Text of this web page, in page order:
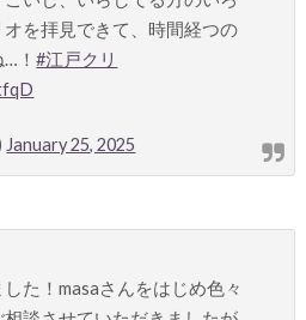
を拝見できて、時間経つの
…！#江戸クリ
January 25, 2025
た！masaさんをはじめ色々